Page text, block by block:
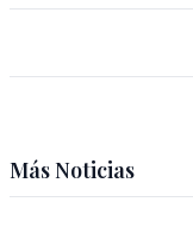
Más Noticias